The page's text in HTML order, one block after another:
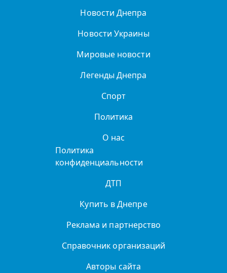
Новости Днепра
Новости Украины
Мировые новости
Легенды Днепра
Спорт
Политика
О нас
Политика
конфиденциальности
ДТП
Купить в Днепре
Реклама и партнерство
Справочник организаций
Авторы сайта